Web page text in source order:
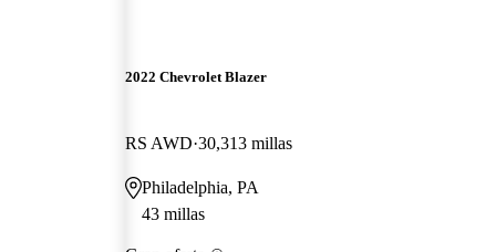
2022 Chevrolet Blazer
RS AWD 30,313 millas
Philadelphia, PA
43 millas